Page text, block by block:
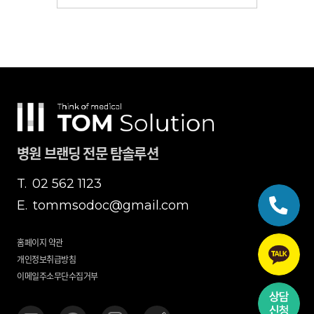
병원 브랜딩 전문 탐솔루션
T. 02 562 1123
E. tommsodoc@gmail.com
홈페이지 약관
개인정보취급방침
이메일주소무단수집거부